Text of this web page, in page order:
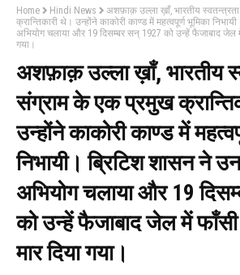
Home Hindi News
अशफ़ाक़ उल्ला ख़ाँ, भारतीय
क्रान्तिकारी थे। उन्होंने काकोरी काण्ड में महत्वपूर्ण भूमिका
अभियोग चलाया और 19 दिसम्बर सन् 1927 को उन्हें फैजाबाद जेल
गया।
अशफ़ाक़ उल्ला ख़ाँ, भारतीय
संग्राम के एक प्रमुख
उन्होंने काकोरी काण्ड में
निभायी। ब्रिटिश शासन ने
अभियोग चलाया और 19
को उन्हें फैजाबाद जेल में
मार दिया गया।